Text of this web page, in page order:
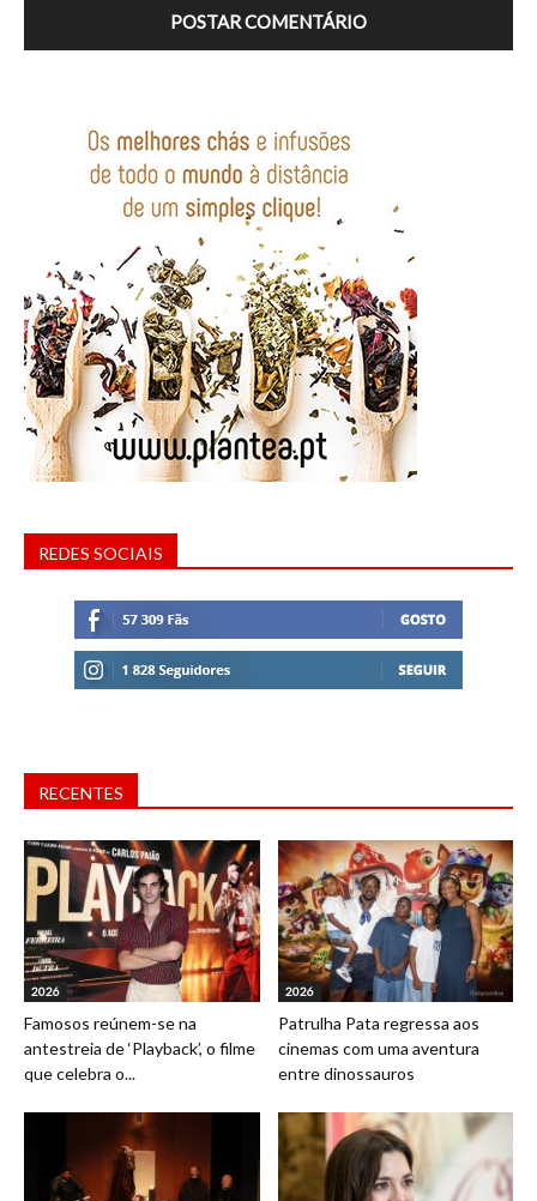
REDES SOCIAIS
RECENTES
2026
Famosos reúnem-se na
antestreia de ‘Playback’, o filme
que celebra o...
2026
Patrulha Pata regressa aos
cinemas com uma aventura
entre dinossauros